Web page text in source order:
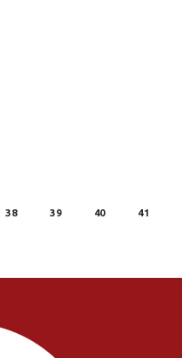
38 39 40 41